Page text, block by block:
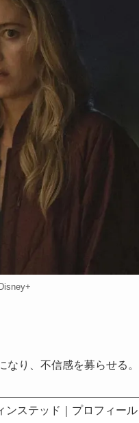
り、不信感を募らせる。
ステッド｜ プロフィール